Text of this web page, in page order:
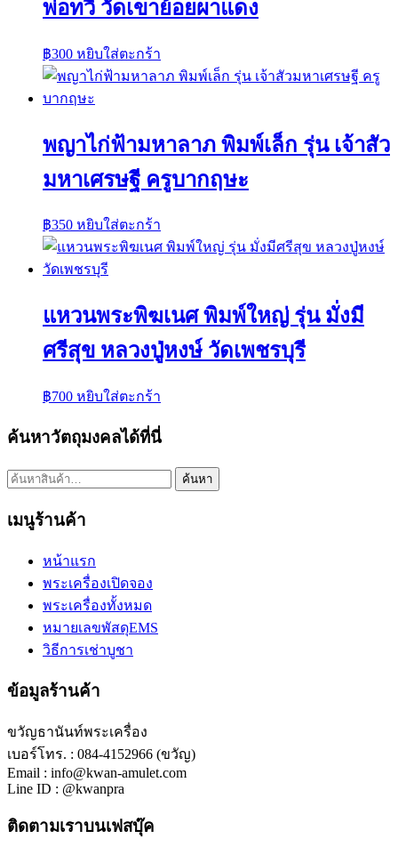
พ่อทวี วัดเขาย้อยผาแดง
฿300 หยิบใส่ตะกร้า
พญาไก่ฟ้ามหาลาภ พิมพ์เล็ก รุ่น เจ้าสัว
มหาเศรษฐี ครูบากฤษะ
฿350 หยิบใส่ตะกร้า
แหวนพระพิฆเนศ พิมพ์ใหญ่ รุ่น มั่งมี
ศรีสุข หลวงปู่หงษ์ วัดเพชรบุรี
฿700 หยิบใส่ตะกร้า
ค้นหาวัตถุมงคลได้ที่นี่
ค้นหา: ค้นหา
เมนูร้านค้า
หน้าแรก
พระเครื่องเปิดจอง
พระเครื่องทั้งหมด
หมายเลขพัสดุEMS
วิธีการเช่าบูชา
ข้อมูลร้านค้า
ขวัญธานันท์พระเครื่อง
เบอร์โทร. : 084-4152966 (ขวัญ)
Email : info@kwan-amulet.com
Line ID : @kwanpra
ติดตามเราบนเฟสบุ๊ค